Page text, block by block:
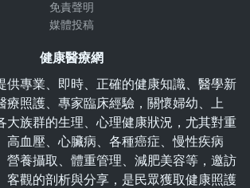
免責聲明
媒體投稿
健康醫療網
供專業、即時、正確的健康知識、醫學新
療照護、專家臨床經驗，關懷婦幼、上
大族群的生理、心理健康狀況，尤其對重
高血壓、心臟病、各種癌症、慢性疾病
營養攝取、體重管理、減肥美容等，邀訪
客觀的剖析與分享，是民眾獲取健康照護